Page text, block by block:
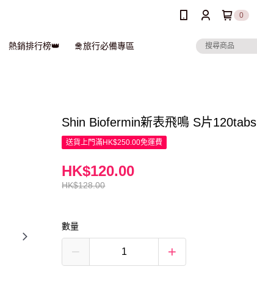
0
熱銷排行榜👑 🛅旅行必備專區
Shin Biofermin新表飛鳴 S片120tabs
送貨上門滿HK$250.00免運費
HK$128.00
HK$120.00
數量